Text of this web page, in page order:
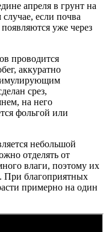
апреля в грунт на
если почва
уже через
проводится
аккуратно
срез,
на него
фольгой или
небольшой
отделять от
влаги, поэтому их
При благоприятных
примерно на один